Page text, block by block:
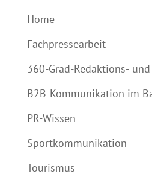
Home
Fachpressearbeit
360-Grad-Redaktions-
B2B-Kommunikation im
PR-Wissen
Sportkommunikation
Tourismus